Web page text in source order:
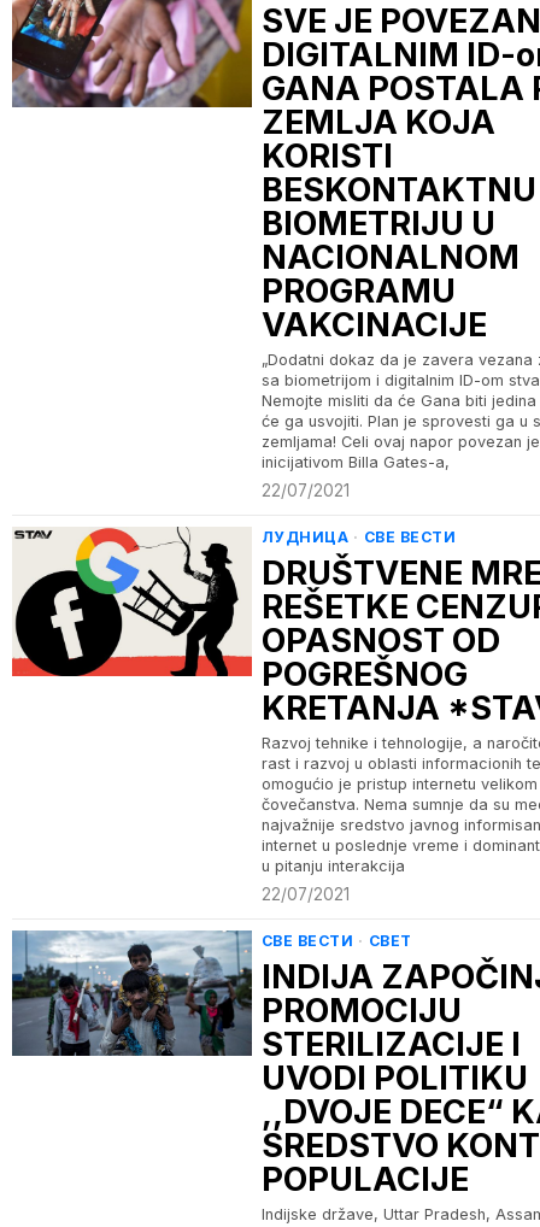
SVE JE
DIGITALNIM ID-
GANA POSTALA
ZEMLJA KOJA
KORISTI
BESKONTAKTNU
BIOMETRIJU U
NACIONALNOM
PROGRAMU
VAKCINACIJE
„Dodatni dokaz da je zavera vezana
sa biometrijom i digitalnim ID-om
Nemojte misliti da će Gana biti
će ga usvojiti. Plan je sprovesti ga u
zemljama! Celi ovaj napor povezan
inicijativom Billa Gates-a,
22/07/2021
ЛУДНИЦА · СВЕ ВЕСТИ
DRUŠTVENE
REŠETKE
OPASNOST OD
POGREŠNOG
KRETANJA
Razvoj tehnike i tehnologije, a
rast i razvoj u oblasti informacionih
omogućio je pristup internetu
čovečanstva. Nema sumnje da su
najvažnije sredstvo javnog
internet u poslednje vreme i
u pitanju interakcija
22/07/2021
СВЕ ВЕСТИ · СВЕТ
INDIJA
PROMOCIJU
STERILIZACIJE I
UVODI POLITIKU
,,DVOJE DECE“
SREDSTVO
POPULACIJE
Indijske države, Uttar Pradesh,